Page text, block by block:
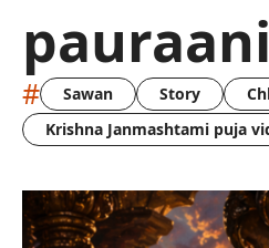
# Sawan Story
Krishna Janmashtami puja